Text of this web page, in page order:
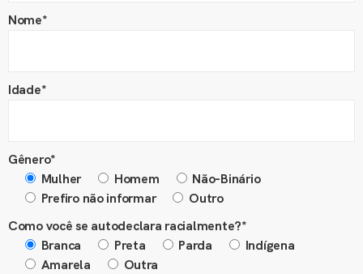
Nome*
Idade*
Gênero*
Mulher
Homem
Não-Binário
Prefiro não informar
Outro
Como você se autodeclara racialmente?*
Branca
Preta Parda
Indígena
Amarela
Outra